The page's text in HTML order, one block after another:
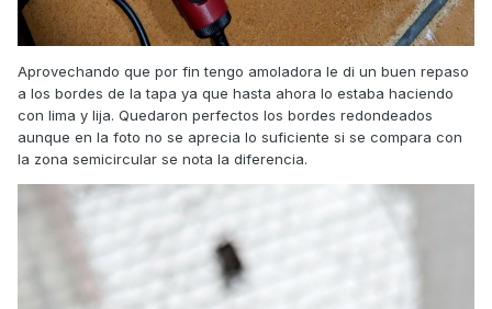
Aprovechando que por fin tengo amoladora le di un buen repaso
a los bordes de la tapa ya que hasta ahora lo estaba haciendo
con lima y lija. Quedaron perfectos los bordes redondeados
aunque en la foto no se aprecia lo suficiente si se compara con
la zona semicircular se nota la diferencia.